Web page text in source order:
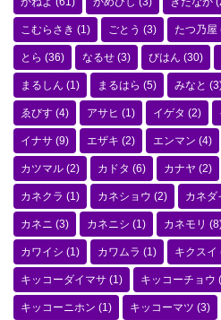
こむらさき (1) ごとう (3) たつ乃屋
とら (36) なるせ (3) びはん (30)
まるしん (1) まるはら (5) みなと
ゑびす (4) アサヒ (1) イゲタ (2)
イナサ (9) エザキ (2) エンマン (4)
カツマル (2) カドタ (6) カナヤ (2)
カネクラ (1) カネショウ (2) カネダ
カネニ (3) カネニシ (1) カネモリ
カワイシ (1) カワムラ (1) キクスイ
キッコーダイマサ (1) キッコーチョウ
キッコーニホン (1) キッコーマツ (3)